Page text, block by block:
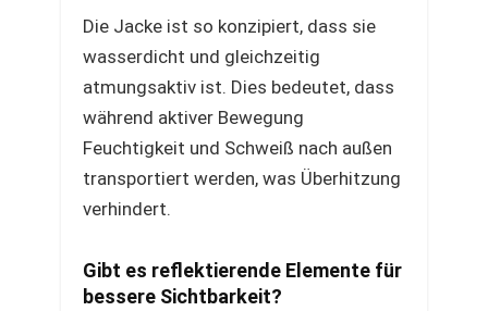
Die Jacke ist so konzipiert, dass sie
wasserdicht und gleichzeitig
atmungsaktiv ist. Dies bedeutet, dass
während aktiver Bewegung
Feuchtigkeit und Schweiß nach außen
transportiert werden, was Überhitzung
verhindert.
Gibt es reflektierende Elemente für
bessere Sichtbarkeit?